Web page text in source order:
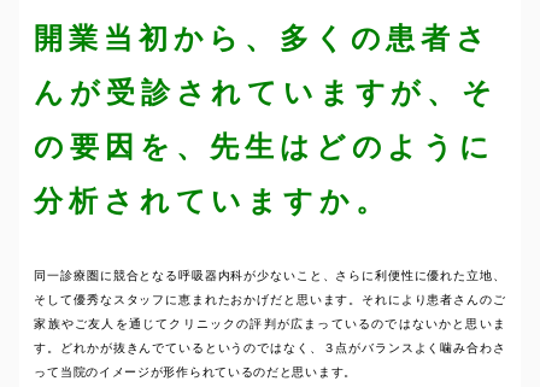
開業当初から、多くの患者さ
んが受診されていますが、そ
の要因を、先生はどのように
分析されていますか。
同一診療圏に競合となる呼吸器内科が少ないこと、さらに利便性に優れた立地、
そして優秀なスタッフに恵まれたおかげだと思います。それにより患者さんのご
家族やご友人を通じてクリニックの評判が広まっているのではないかと思いま
す。どれかが抜きんでているというのではなく、３点がバランスよく噛み合わさ
って当院のイメージが形作られているのだと思います。